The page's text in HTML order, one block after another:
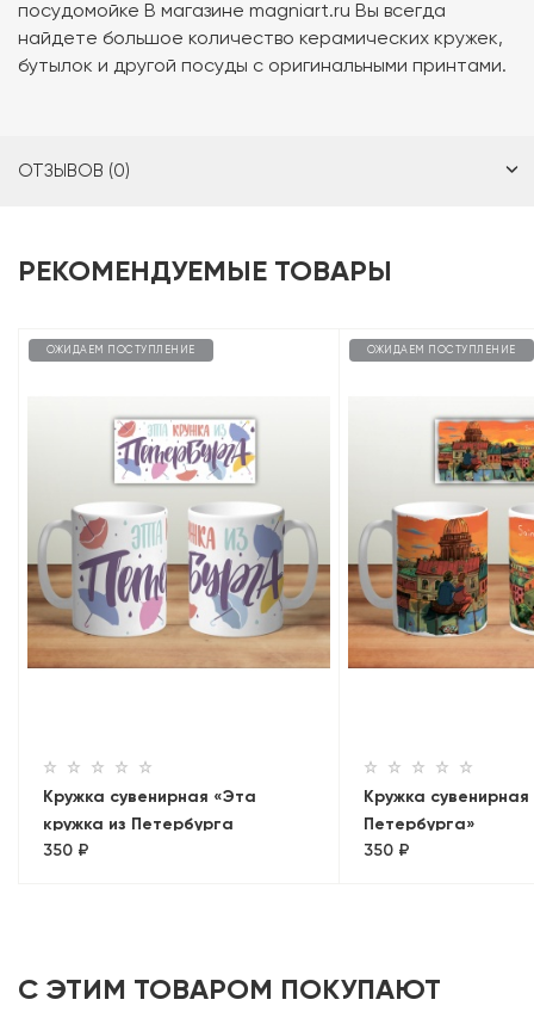
посудомойке В магазине magniart.ru Вы всегда
найдете большое количество керамических кружек,
бутылок и другой посуды с оригинальными принтами.
ОТЗЫВОВ (0)
РЕКОМЕНДУЕМЫЕ ТОВАРЫ
ОЖИДАЕМ ПОСТУПЛЕНИЕ
Кружка сувенирная «Эта
кружка из Петербурга
(зонтики)»
350 ₽
ОЖИДАЕМ ПОСТУПЛЕНИЕ
Кружка
Петербурга»
350 ₽
С ЭТИМ ТОВАРОМ ПОКУПАЮТ